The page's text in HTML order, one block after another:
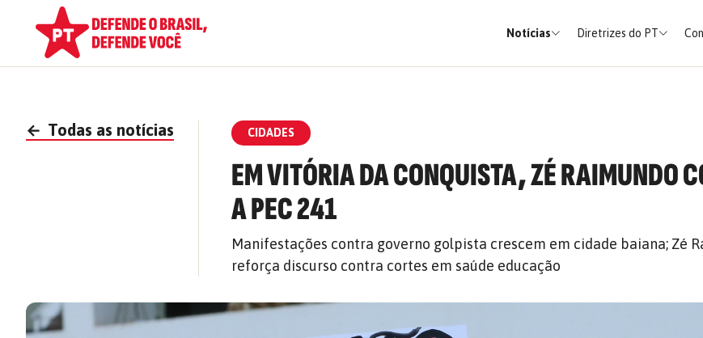
Notícias Diretrizes do PT
← Todas as notícias CIDADES
EM VITÓRIA DA CONQUISTA, ZÉ RAIMUNDO
A PEC 241
Manifestações contra governo golpista crescem em cidade baiana; Zé
reforça discurso contra cortes em saúde educação